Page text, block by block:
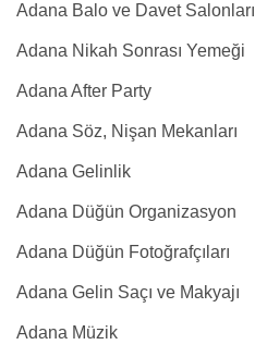
Adana Balo ve Davet Salonları
Adana Nikah Sonrası Yemeği
Adana After Party
Adana Söz, Nişan Mekanları
Adana Gelinlik
Adana Düğün Organizasyon
Adana Düğün Fotoğrafçıları
Adana Gelin Saçı ve Makyajı
Adana Müzik